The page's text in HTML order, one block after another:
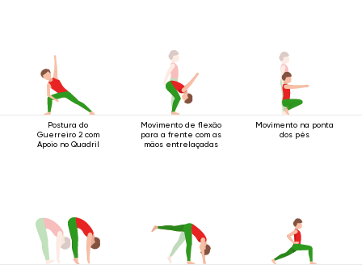
Postura do
Guerreiro 2 com
Apoio no Quadril
Movimento de flexão
para a frente com as
mãos entrelaçadas
Movimento na ponta
dos pés